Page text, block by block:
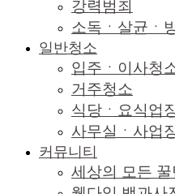
강력범죄
소독ㆍ살균ㆍ
일반청소
입주ㆍ이사청
거주청소
식당ㆍ요식업
사무실ㆍ사업
커뮤니티
세상의 모든 꿀